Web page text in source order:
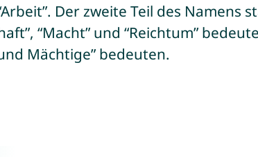
Der zweite Teil des Namens
“Macht” und “Reichtum”
Mächtige” bedeuten.